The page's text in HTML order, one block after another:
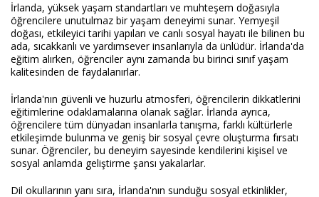
İrlanda, yüksek yaşam standartları ve muhteşem doğasıyla
öğrencilere unutulmaz bir yaşam deneyimi sunar. Yemyeşil
doğası, etkileyici tarihi yapıları ve canlı sosyal hayatı ile bilinen bu
ada, sıcakkanlı ve yardımsever insanlarıyla da ünlüdür. İrlanda'da
eğitim alırken, öğrenciler aynı zamanda bu birinci sınıf yaşam
kalitesinden de faydalanırlar.
İrlanda'nın güvenli ve huzurlu atmosferi, öğrencilerin dikkatlerini
eğitimlerine odaklamalarına olanak sağlar. İrlanda ayrıca,
öğrencilere tüm dünyadan insanlarla tanışma, farklı kültürlerle
etkileşimde bulunma ve geniş bir sosyal çevre oluşturma fırsatı
sunar. Öğrenciler, bu deneyim sayesinde kendilerini kişisel ve
sosyal anlamda geliştirme şansı yakalarlar.
Dil okullarının yanı sıra, İrlanda'nın sunduğu sosyal etkinlikler,